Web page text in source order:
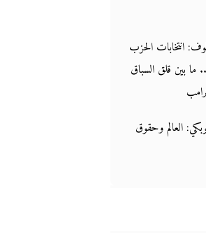
انتخابات الحزب
ما بين قلق السباق
العالم وحقوق